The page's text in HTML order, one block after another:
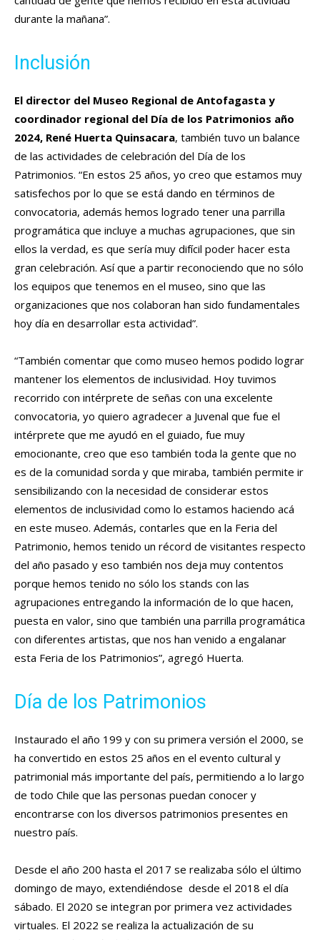
durante la mañana”.
Inclusión
El director del Museo Regional de Antofagasta y
coordinador regional del Día de los Patrimonios año
2024, René Huerta Quinsacara, también tuvo un balance
de las actividades de celebración del Día de los
Patrimonios. “En estos 25 años, yo creo que estamos muy
satisfechos por lo que se está dando en términos de
convocatoria, además hemos logrado tener una parrilla
programática que incluye a muchas agrupaciones, que sin
ellos la verdad, es que sería muy difícil poder hacer esta
gran celebración. Así que a partir reconociendo que no sólo
los equipos que tenemos en el museo, sino que las
organizaciones que nos colaboran han sido fundamentales
hoy día en desarrollar esta actividad”.
“También comentar que como museo hemos podido lograr
mantener los elementos de inclusividad. Hoy tuvimos
recorrido con intérprete de señas con una excelente
convocatoria, yo quiero agradecer a Juvenal que fue el
intérprete que me ayudó en el guiado, fue muy
emocionante, creo que eso también toda la gente que no
es de la comunidad sorda y que miraba, también permite ir
sensibilizando con la necesidad de considerar estos
elementos de inclusividad como lo estamos haciendo acá
en este museo. Además, contarles que en la Feria del
Patrimonio, hemos tenido un récord de visitantes respecto
del año pasado y eso también nos deja muy contentos
porque hemos tenido no sólo los stands con las
agrupaciones entregando la información de lo que hacen,
puesta en valor, sino que también una parrilla programática
con diferentes artistas, que nos han venido a engalanar
esta Feria de los Patrimonios”, agregó Huerta.
Día de los Patrimonios
Instaurado el año 199 y con su primera versión el 2000, se
ha convertido en estos 25 años en el evento cultural y
patrimonial más importante del país, permitiendo a lo largo
de todo Chile que las personas puedan conocer y
encontrarse con los diversos patrimonios presentes en
nuestro país.
Desde el año 200 hasta el 2017 se realizaba sólo el último
domingo de mayo, extendiéndose desde el 2018 el día
sábado. El 2020 se integran por primera vez actividades
virtuales. El 2022 se realiza la actualización de su